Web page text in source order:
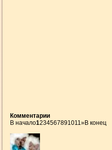
Комментарии
В начало1234567891011»В конец